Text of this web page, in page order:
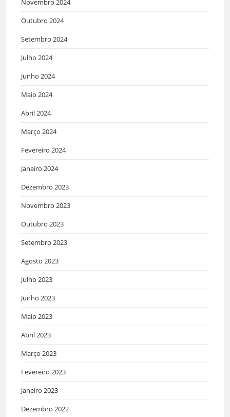
Novembro 2024
Outubro 2024
Setembro 2024
Julho 2024
Junho 2024
Maio 2024
Abril 2024
Março 2024
Fevereiro 2024
Janeiro 2024
Dezembro 2023
Novembro 2023
Outubro 2023
Setembro 2023
Agosto 2023
Julho 2023
Junho 2023
Maio 2023
Abril 2023
Março 2023
Fevereiro 2023
Janeiro 2023
Dezembro 2022